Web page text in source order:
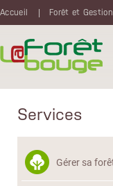
Accueil
Forêt et Gestion
Services
Gérer sa